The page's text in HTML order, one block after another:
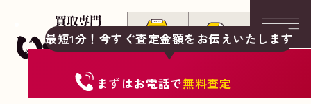
最短1分！今すぐ査定金額をお伝えいたします
まずはお電話で無料査定